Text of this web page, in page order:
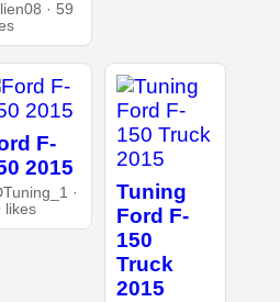
· 59
F-
2015
·
likes
Tuning
Ford F-
150
Truck
2015